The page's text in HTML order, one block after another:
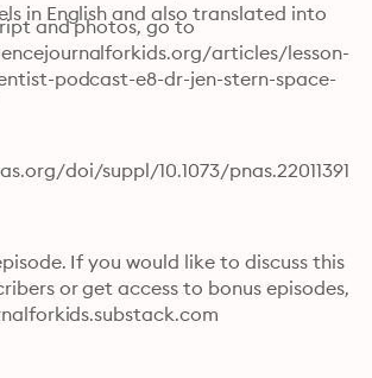
in English and also translated into
and photos, go to
articles/lesson-
podcast-e8-dr-jen-stern-space-
doi/suppl/10.1073/pnas.22011391
If you would like to discuss this
or get access to bonus episodes,